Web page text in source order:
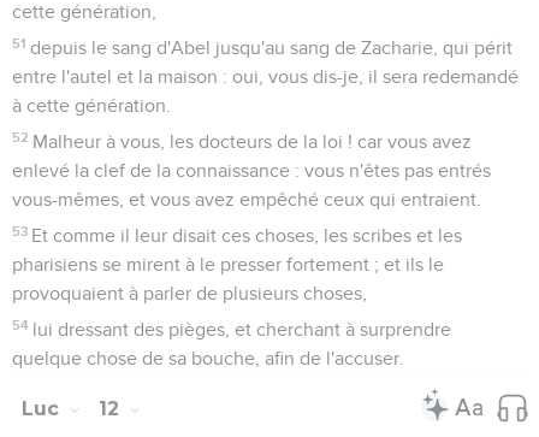
cette génération,
51 depuis le sang d'Abel jusqu'au sang de Zacharie, qui périt
entre l'autel et la maison : oui, vous dis-je, il sera redemandé
à cette génération.
52 Malheur à vous, les docteurs de la loi ! car vous avez
enlevé la clef de la connaissance : vous n'êtes pas entrés
vous-mêmes, et vous avez empêché ceux qui entraient.
53 Et comme il leur disait ces choses, les scribes et les
pharisiens se mirent à le presser fortement ; et ils le
provoquaient à parler de plusieurs choses,
54 lui dressant des pièges, et cherchant à surprendre
quelque chose de sa bouche, afin de l'accuser.
Luc 12